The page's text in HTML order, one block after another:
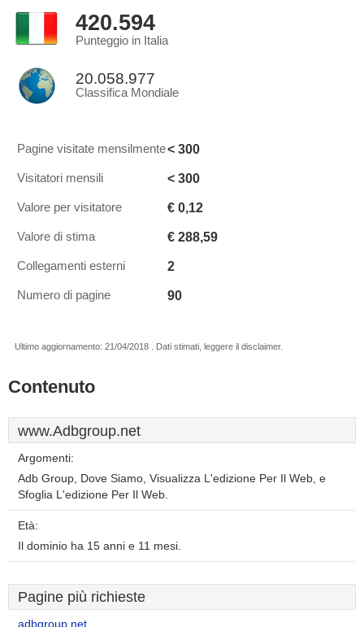
420.594
Punteggio in Italia
20.058.977
Classifica Mondiale
Pagine visitate mensilmente< 300
Visitatori mensili < 300
Valore per visitatore € 0,12
Valore di stima € 288,59
Collegamenti esterni 2
Numero di pagine 90
Ultimo aggiornamento: 21/04/2018 . Dati stimati, leggere il disclaimer.
Contenuto
www.Adbgroup.net
Argomenti:
Adb Group, Dove Siamo, Visualizza L'edizione Per Il Web, e
Sfoglia L'edizione Per Il Web.
Età:
Il dominio ha 15 anni e 11 mesi.
Pagine più richieste
adbgroup.net